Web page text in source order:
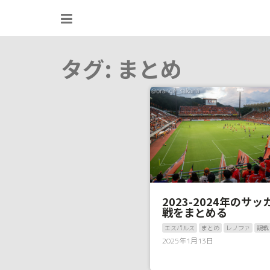
タグ: まとめ
2023-2024年のサッ
戦をまとめる
エスパルス まとめ レノファ 観戦
2025年1月13日